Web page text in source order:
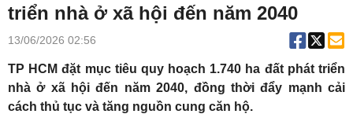
triển nhà ở xã hội đến năm 2040
13/06/2026 02:56
TP HCM đặt mục tiêu quy hoạch 1.740 ha đất phát triển
nhà ở xã hội đến năm 2040, đồng thời đẩy mạnh cải
cách thủ tục và tăng nguồn cung căn hộ.